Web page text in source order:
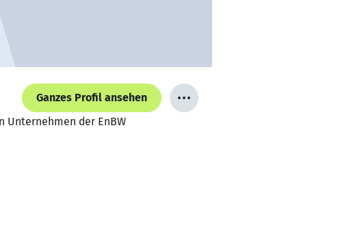
Ganzes Profil ansehen
Unternehmen der EnBW